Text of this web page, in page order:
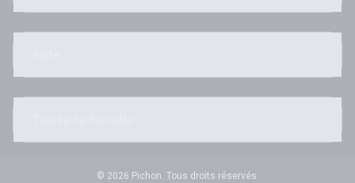
© 2026 Pichon. Tous droits réservés.